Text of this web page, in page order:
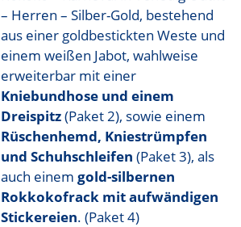
– Herren – Silber-Gold, bestehend
aus einer goldbestickten Weste und
einem weißen Jabot, wahlweise
erweiterbar mit einer
Kniebundhose und einem
Dreispitz(Paket 2), sowie einem
Rüschenhemd, Kniestrümpfen
und Schuhschleifen (Paket 3), als
auch einemgold-silbernen
Rokkokofrack mit aufwändigen
Stickereien. (Paket 4)